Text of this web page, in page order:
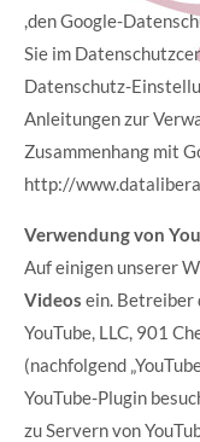
,den Google-
Sie im
Datenschutz-
Anleitungen zur
Zusammenhang mit
http://
Verwendung von
Auf einigen unserer
Videos ein. Betreiber
YouTube, LLC, 901
(nachfolgend
YouTube-Plugin
zu Servern von